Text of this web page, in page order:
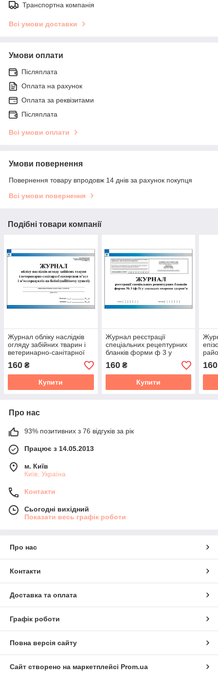
Транспортна компанія
Всі умови доставки
Умови оплати
Післяплата
Оплата на рахунок
Оплата за реквізитами
Післяплата
Всі умови оплати
Умови повернення
Повернення товару впродовж 14 днів за рахунок покупця
Всі умови повернення
Подібні товари компанії
Журнал обліку наслідків
огляду забійних тварин і
ветеринарно-санітарної
експертизи м’яса і
м’ясопродуктів
160 ₴
Купити
Журнал реєстрації
спеціальних рецептурних
бланків форми ф 3 у
закладах охорони
здоров'я
160₴
Купити
160
Про нас
93% позитивних з 76 відгуків за рік
Працює з 14.05.2013
м. Київ
Київ, Україна
Контакти
Сьогодні вихідний
Показати весь графік роботи
Про нас
Контакти
Доставка та оплата
Графік роботи
Повна версія сайту
Сайт створено на маркетплейсі Prom.ua